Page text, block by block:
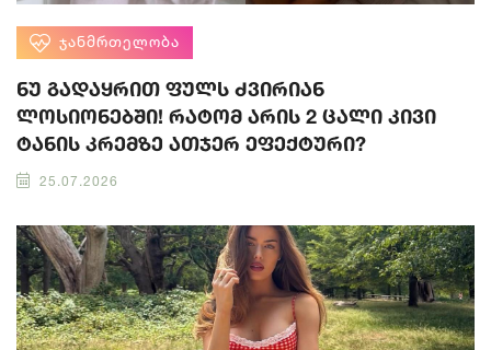
ᲯᲐᲜᲛᲠᲗᲔᲚᲝᲑᲐ
ნუ გადაყრით ფულს ძვირიან
ლოსიონებში! რატომ არის 2 ცალი კივი
ტანის კრემზე ათჯერ ეფექტური?
25.07.2026